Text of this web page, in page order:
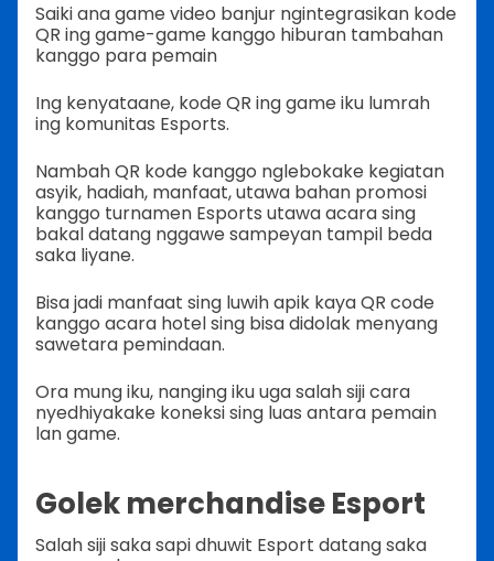
Saiki ana game video banjur ngintegrasikan kode
QR ing game-game kanggo hiburan tambahan
kanggo para pemain
Ing kenyataane, kode QR ing game iku lumrah
ing komunitas Esports.
Nambah QR kode kanggo nglebokake kegiatan
asyik, hadiah, manfaat, utawa bahan promosi
kanggo turnamen Esports utawa acara sing
bakal datang nggawe sampeyan tampil beda
saka liyane.
Bisa jadi manfaat sing luwih apik kaya QR code
kanggo acara hotel sing bisa didolak menyang
sawetara pemindaan.
Ora mung iku, nanging iku uga salah siji cara
nyedhiyakake koneksi sing luas antara pemain
lan game.
Golek merchandise Esport
Salah siji saka sapi dhuwit Esport datang saka